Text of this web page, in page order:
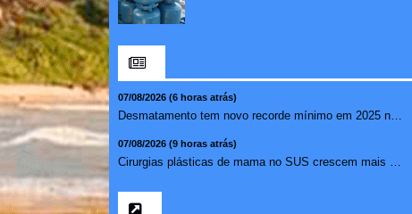
07/08/2026 (6 horas atrás)
Desmatamento tem novo recorde mínimo em 2025 na mata atlâ...
07/08/2026 (9 horas atrás)
Cirurgias plásticas de mama no SUS crescem mais de 50% em ...